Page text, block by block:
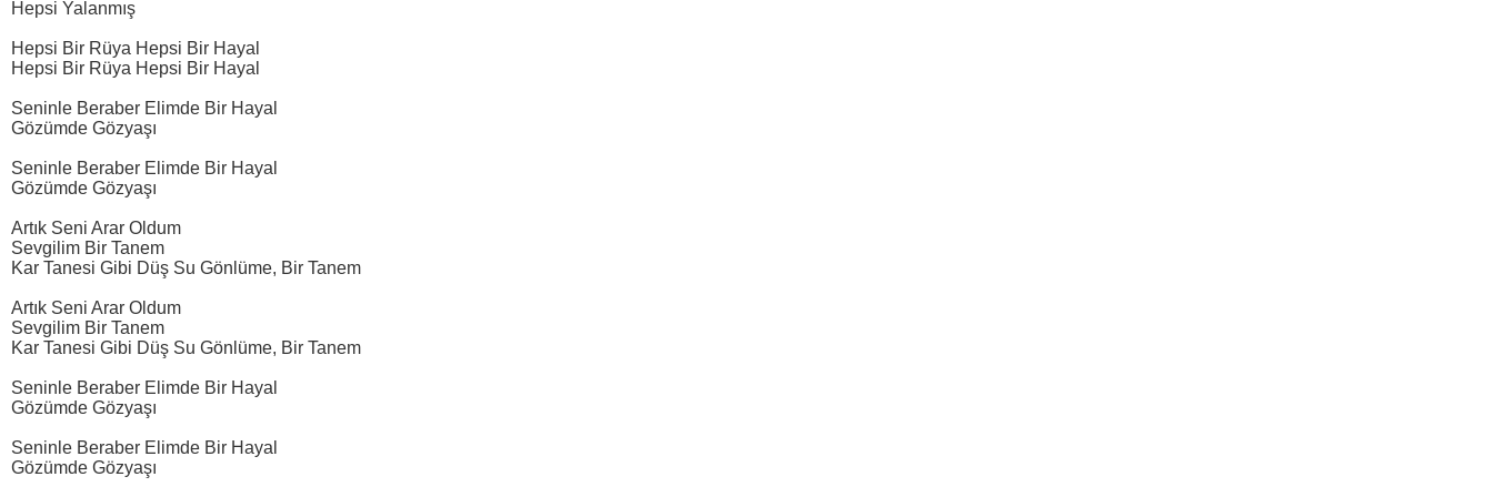
Hepsi Yalanmış
Hepsi Bir Rüya Hepsi Bir Hayal
Hepsi Bir Rüya Hepsi Bir Hayal
Seninle Beraber Elimde Bir Hayal
Gözümde Gözyaşı
Seninle Beraber Elimde Bir Hayal
Gözümde Gözyaşı
Artık Seni Arar Oldum
Sevgilim Bir Tanem
Kar Tanesi Gibi Düş Su Gönlüme, Bir Tanem
Artık Seni Arar Oldum
Sevgilim Bir Tanem
Kar Tanesi Gibi Düş Su Gönlüme, Bir Tanem
Seninle Beraber Elimde Bir Hayal
Gözümde Gözyaşı
Seninle Beraber Elimde Bir Hayal
Gözümde Gözyaşı